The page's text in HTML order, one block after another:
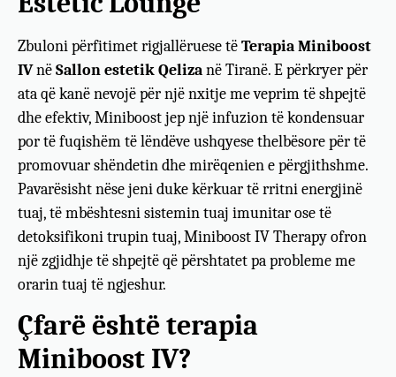
Zbuloni përfitimet rigjallëruese tëTerapia Miniboost
IVnëSallon estetik Qelizanë Tiranë. E përkryer për
ata që kanë nevojë për një nxitje me veprim të shpejtë
dhe efektiv, Miniboost jep një infuzion të kondensuar
por të fuqishëm të lëndëve ushqyese thelbësore për të
promovuar shëndetin dhe mirëqenien e përgjithshme.
Pavarësisht nëse jeni duke kërkuar të rritni energjinë
tuaj, të mbështesni sistemin tuaj imunitar ose të
detoksifikoni trupin tuaj, Miniboost IV Therapy ofron
një zgjidhje të shpejtë që përshtatet pa probleme me
orarin tuaj të ngjeshur.
Çfarë është terapia
Miniboost IV?